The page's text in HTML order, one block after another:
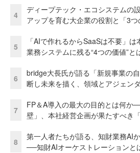
4
ディープテック・エコシステムの
アップを育む大企業の役割と「3つ
5
「AIで作れるからSaaSは不要」は
業務システムに残る“4つの価値”と
6
bridge大長氏が語る「新規事業の
断し未来を描く、領域とアジェン
7
FP＆A導入の最大の目的とは何か
壁」、本社経営企画が果たすべき
8
第一人者たちが語る、知財業務AI
──知財AIオーケストレーションと